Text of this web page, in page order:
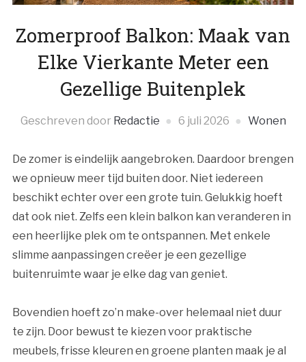
Zomerproof Balkon: Maak van
Elke Vierkante Meter een
Gezellige Buitenplek
Geschreven door Redactie 6 juli 2026 Wonen
De zomer is eindelijk aangebroken. Daardoor brengen
we opnieuw meer tijd buiten door. Niet iedereen
beschikt echter over een grote tuin. Gelukkig hoeft
dat ook niet. Zelfs een klein balkon kan veranderen in
een heerlijke plek om te ontspannen. Met enkele
slimme aanpassingen creëer je een gezellige
buitenruimte waar je elke dag van geniet.
Bovendien hoeft zo’n make-over helemaal niet duur
te zijn. Door bewust te kiezen voor praktische
meubels, frisse kleuren en groene planten maak je al